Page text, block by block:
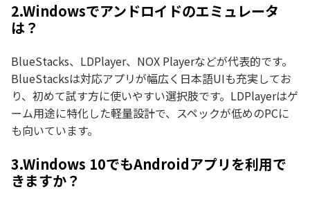
2.Windowsでアンドロイドのエミュレータ
は？
BlueStacks、LDPlayer、NOX Playerなどが代表的です。
BlueStacksは対応アプリが幅広く日本語UIも充実してお
り、初めて試す方に使いやすい選択肢です。LDPlayerはゲ
ーム用途に特化した軽量設計で、スペックが低めのPCに
も向いています。
3.Windows 10でもAndroidアプリを利用で
きますか？